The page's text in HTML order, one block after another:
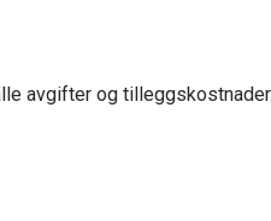
avgifter og